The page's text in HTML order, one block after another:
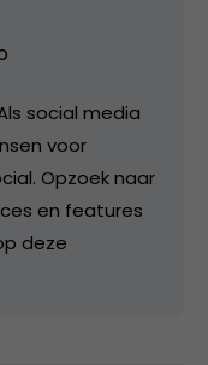
social media
voor
Opzoek naar
en features
deze